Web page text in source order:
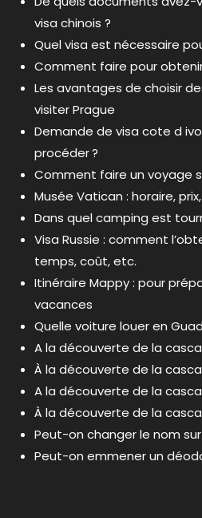
visa chinois ?
Quel visa est nécessaire
Comment faire pour
Les avantages de choisir
visiter Prague
Demande de visa cote d
procéder ?
Comment faire un voyage
Musée Vatican : horaire,
Dans quel camping est
Visa Russie : comment
temps, coût, etc.
Itinéraire Mappy : pour
vacances
Quelle voiture louer en
A la découverte de la
À la découverte de la
A la découverte de la
À la découverte de la
Peut-on changer le nom sur
Peut-on emmener un